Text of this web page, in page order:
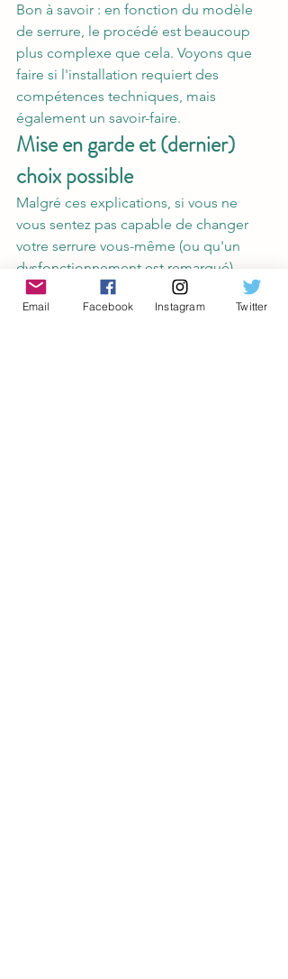
Bon à savoir : en fonction du modèle
de serrure, le procédé est beaucoup
plus complexe que cela. Voyons que
faire si l'installation requiert des
compétences techniques, mais
également un savoir-faire.
Mise en garde et (dernier)
choix possible
Malgré ces explications, si vous ne
vous sentez pas capable de changer
votre serrure vous-même (ou qu'un
dysfonctionnement est remarqué),
nous vous conseillons alors de faire
appel à un professionnel du métier. En
Email Facebook Instagram Twitter